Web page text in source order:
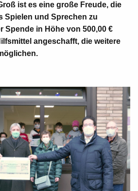
ist es eine große Freude, die
Spielen und Sprechen zu
Spende in Höhe von 500,00 €
angeschafft, die weitere